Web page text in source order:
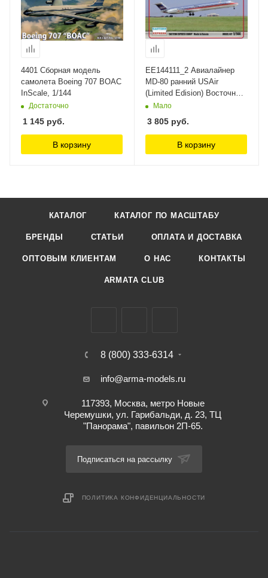
4401 Сборная модель
самолета Boeing 707 BOAC
InScale, 1/144
Достаточно
1 145 руб.
В корзину
ЕЕ144111_2 Авиалайнер
MD-80 ранний USAir
(Limited Edision) Восточный
экспресс, 1/144
Мало
3 805 руб.
В корзину
КАТАЛОГ КАТАЛОГ ПО МАСШТАБУ
БРЕНДЫ СТАТЬИ ОПЛАТА И ДОСТАВКА
ОПТОВЫМ КЛИЕНТАМ О НАС КОНТАКТЫ
ARMATA CLUB
8 (800) 333-6314
info@arma-models.ru
117393, Москва, метро Новые
Черемушки, ул. Гарибальди, д. 23, ТЦ
"Панорама", павильон 2П-65.
Подписаться на рассылку
ПОЛИТИКА КОНФИДЕНЦИАЛЬНОСТИ